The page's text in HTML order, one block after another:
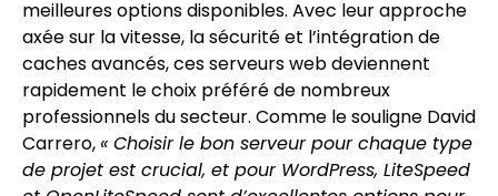
meilleures options disponibles. Avec leur approche
axée sur la vitesse, la sécurité et l’intégration de
caches avancés, ces serveurs web deviennent
rapidement le choix préféré de nombreux
professionnels du secteur. Comme le souligne David
Carrero,« Choisir le bon serveur pour chaque type
de projet est crucial, et pour WordPress, LiteSpeed